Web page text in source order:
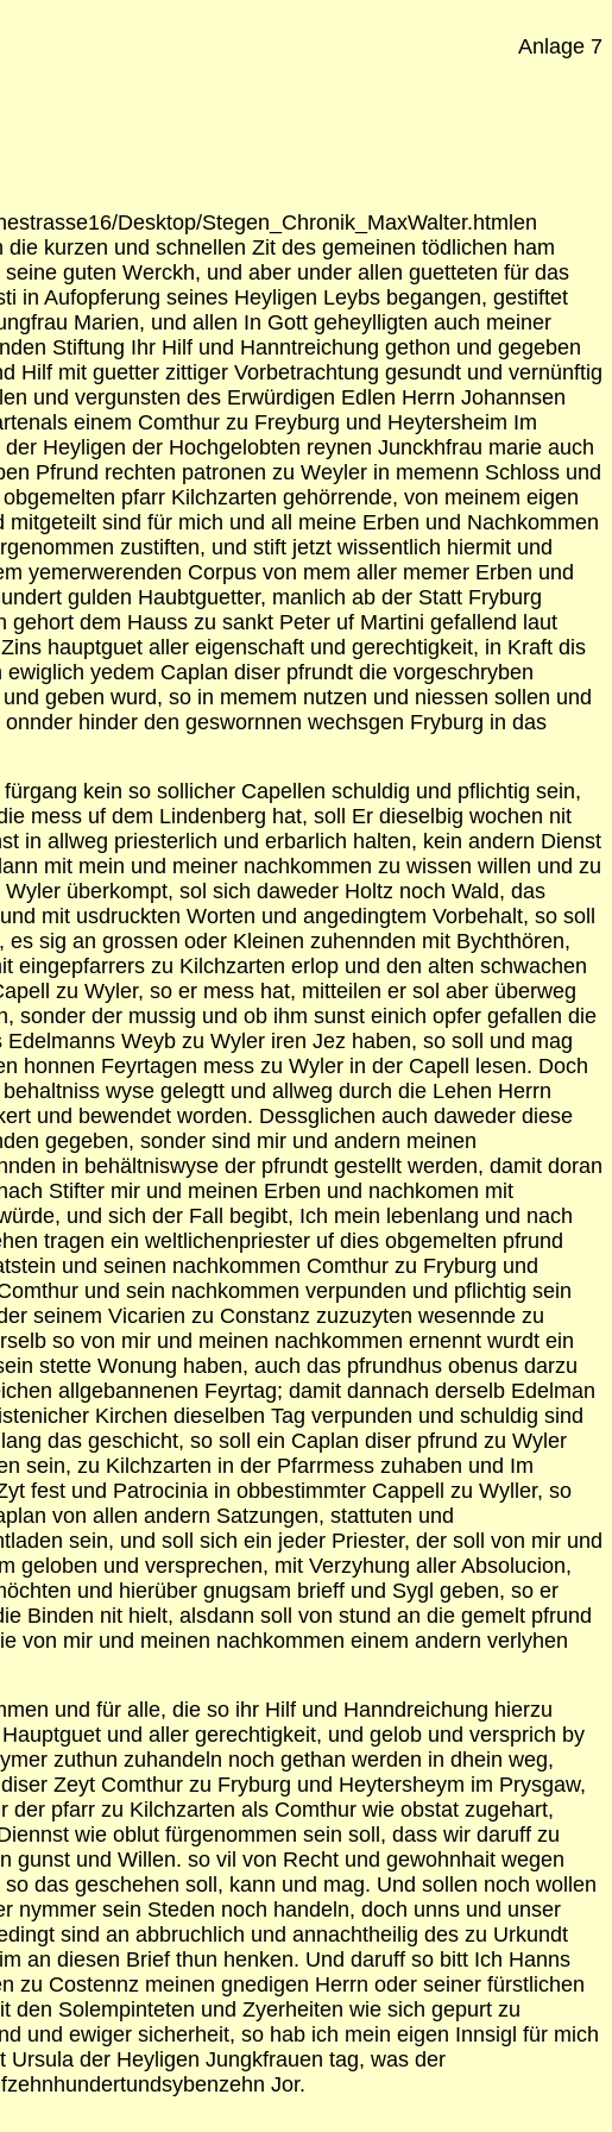
Anlage 7
Desktop/Stegen_Chronik_MaxWalter.htmlen
kurzen und schnellen Zit des gemeinen tödlichen ham
guten Werckh, und aber under allen guetteten für das
in Aufopferung seines Heyligen Leybs begangen, gestiftet
Marien, und allen In Gott geheylligten auch meiner
Stiftung Ihr Hilf und Hanntreichung gethon und gegeben
Hilf mit guetter zittiger Vorbetrachtung gesundt und vernünftig
und vergunsten des Erwürdigen Edlen Herrn Johannsen
einem Comthur zu Freyburg und Heytersheim Im
Heyligen der Hochgelobten reynen Junckhfrau marie auch
Pfrund rechten patronen zu Weyler in memenn Schloss und
pfarr Kilchzarten gehörrende, von meinem eigen
sind für mich und all meine Erben und Nachkommen
zustiften, und stift jetzt wissentlich hiermit und
yemerwerenden Corpus von mem aller memer Erben und
gulden Haubtguetter, manlich ab der Statt Fryburg
dem Hauss zu sankt Peter uf Martini gefallend laut
hauptguet aller eigenschaft und gerechtigkeit, in Kraft dis
yedem Caplan diser pfrundt die vorgeschryben
geben wurd, so in memem nutzen und niessen sollen und
hinder den geswornnen wechsgen Fryburg in das
kein so sollicher Capellen schuldig und pflichtig sein,
mess uf dem Lindenberg hat, soll Er dieselbig wochen nit
in allweg priesterlich und erbarlich halten, kein andern Dienst
mit mein und meiner nachkommen zu wissen willen und zu
überkompt, sol sich daweder Holtz noch Wald, das
mit usdruckten Worten und angedingtem Vorbehalt, so soll
sig an grossen oder Kleinen zuhennden mit Bychthören,
eingepfarrers zu Kilchzarten erlop und den alten schwachen
zu Wyler, so er mess hat, mitteilen er sol aber überweg
sonder der mussig und ob ihm sunst einich opfer gefallen die
Weyb zu Wyler iren Jez haben, so soll und mag
honnen Feyrtagen mess zu Wyler in der Capell lesen. Doch
wyse gelegtt und allweg durch die Lehen Herrn
und bewendet worden. Dessglichen auch daweder diese
gegeben, sonder sind mir und andern meinen
in behältniswyse der pfrundt gestellt werden, damit doran
Stifter mir und meinen Erben und nachkomen mit
und sich der Fall begibt, Ich mein lebenlang und nach
tragen ein weltlichenpriester uf dies obgemelten pfrund
und seinen nachkommen Comthur zu Fryburg und
und sein nachkommen verpunden und pflichtig sein
seinem Vicarien zu Constanz zuzuzyten wesennde zu
so von mir und meinen nachkommen ernennt wurdt ein
stette Wonung haben, auch das pfrundhus obenus darzu
allgebannenen Feyrtag; damit dannach derselb Edelman
Kirchen dieselben Tag verpunden und schuldig sind
das geschicht, so soll ein Caplan diser pfrund zu Wyler
sein, zu Kilchzarten in der Pfarrmess zuhaben und Im
fest und Patrocinia in obbestimmter Cappell zu Wyller, so
von allen andern Satzungen, stattuten und
sein, und soll sich ein jeder Priester, der soll von mir und
geloben und versprechen, mit Verzyhung aller Absolucion,
und hierüber gnugsam brieff und Sygl geben, so er
Binden nit hielt, alsdann soll von stund an die gemelt pfrund
von mir und meinen nachkommen einem andern verlyhen
und für alle, die so ihr Hilf und Hanndreichung hierzu
und aller gerechtigkeit, und gelob und versprich by
zuthun zuhandeln noch gethan werden in dhein weg,
Zeyt Comthur zu Fryburg und Heytersheym im Prysgaw,
pfarr zu Kilchzarten als Comthur wie obstat zugehart,
wie oblut fürgenommen sein soll, dass wir daruff zu
gunst und Willen. so vil von Recht und gewohnhait wegen
das geschehen soll, kann und mag. Und sollen noch wollen
nymmer sein Steden noch handeln, doch unns und unser
sind an abbruchlich und annachtheilig des zu Urkundt
an diesen Brief thun henken. Und daruff so bitt Ich Hanns
zu Costennz meinen gnedigen Herrn oder seiner fürstlichen
Solempinteten und Zyerheiten wie sich gepurt zu
und ewiger sicherheit, so hab ich mein eigen Innsigl für mich
der Heyligen Jungkfrauen tag, was der
Jor.